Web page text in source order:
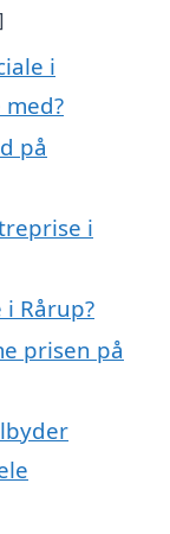
i
på
i
Rårup?
prisen på